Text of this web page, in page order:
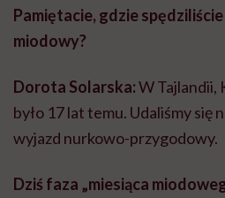
Pamiętacie, gdzie
miodowy?
Dorota Solarska:W Tajlandii,
było 17 lat temu. Udaliśmy się
wyjazd nurkowo-przygodowy.
Dziś faza „miesiąca